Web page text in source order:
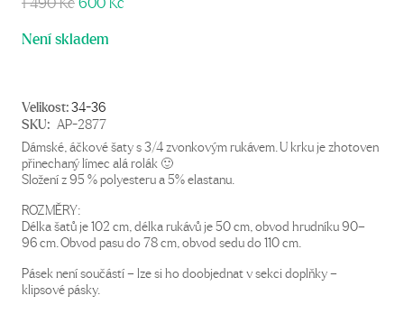
byla:
Není skladem
Velikost:34-36
SKU: AP-2877
Dámské, áčkové šaty s 3/4 zvonkovým rukávem. U krku je zhotoven
přinechaný límec alá rolák 🙂
Složení z 95 % polyesteru a 5% elastanu.
ROZMĚRY:
Délka šatů je 102 cm, délka rukávů je 50 cm, obvod hrudníku 90–
96 cm. Obvod pasu do 78 cm, obvod sedu do 110 cm.
Pásek není součástí – lze si ho doobjednat v sekci doplňky –
klipsové pásky.